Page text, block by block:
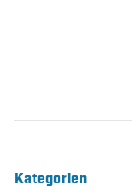
Kategorien